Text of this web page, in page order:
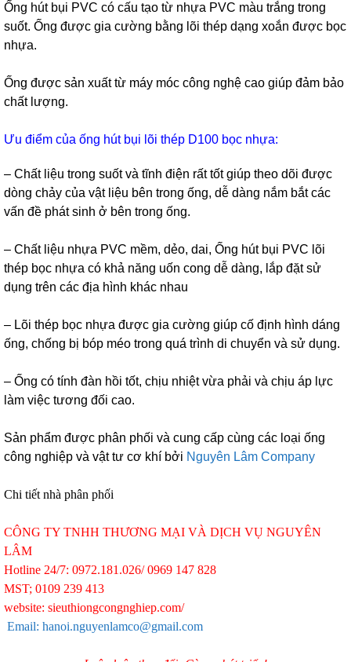
Ống hút bụi PVC có cấu tạo từ nhựa PVC màu trắng trong
suốt. Ống được gia cường bằng lõi thép dạng xoắn được bọc
nhựa.
Ống được sản xuất từ máy móc công nghệ cao giúp đảm bảo
chất lượng.
Ưu điểm của ống hút bụi lõi thép D100 bọc nhựa:
– Chất liệu trong suốt và tĩnh điện rất tốt giúp theo dõi được
dòng chảy của vật liệu bên trong ống, dễ dàng nắm bắt các
vấn đề phát sinh ở bên trong ống.
– Chất liệu nhựa PVC mềm, dẻo, dai, Ống hút bụi PVC lõi
thép bọc nhựa có khả năng uốn cong dễ dàng, lắp đặt sử
dụng trên các địa hình khác nhau
– Lõi thép bọc nhựa được gia cường giúp cố định hình dáng
ống, chống bị bóp méo trong quá trình di chuyển và sử dụng.
– Ống có tính đàn hồi tốt, chịu nhiệt vừa phải và chịu áp lực
làm việc tương đối cao.
Sản phẩm được phân phối và cung cấp cùng các loại ống
công nghiệp và vật tư cơ khí bởi Nguyên Lâm Company
Chi tiết nhà phân phối
CÔNG TY TNHH THƯƠNG MẠI VÀ DỊCH VỤ NGUYÊN
LÂM
Hotline 24/7: 0972.181.026/ 0969 147 828
MST; 0109 239 413
website: sieuthiongcongnghiep.com/
Email: hanoi.nguyenlamco@gmail.com